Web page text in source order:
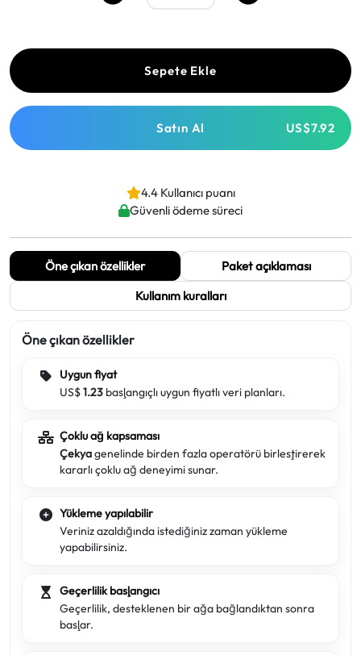
Sepete Ekle
Satın Al US$7.92
4.4 Kullanıcı puanı
Güvenli ödeme süreci
Öne çıkan özellikler
Paket açıklaması
Kullanım kuralları
Öne çıkan özellikler
Uygun fiyat
US$1.23 başlangıçlı uygun fiyatlı veri planları.
Çoklu ağ kapsaması
Çekyagenelinde birden fazla operatörü birleştirerek
kararlı çoklu ağ deneyimi sunar.
Yükleme yapılabilir
Veriniz azaldığında istediğiniz zaman yükleme
yapabilirsiniz.
Geçerlilik başlangıcı
Geçerlilik, desteklenen bir ağa bağlandıktan sonra
başlar.